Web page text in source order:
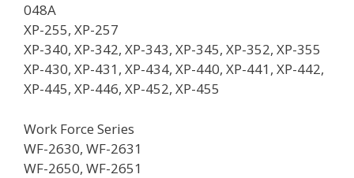
048A
XP-255, XP-257
XP-340, XP-342, XP-343, XP-345, XP-352, XP-355
XP-430, XP-431, XP-434, XP-440, XP-441, XP-442,
XP-445, XP-446, XP-452, XP-455
Work Force Series
WF-2630, WF-2631
WF-2650, WF-2651